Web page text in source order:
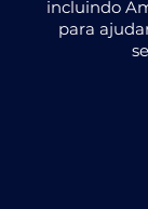
incluindo
para